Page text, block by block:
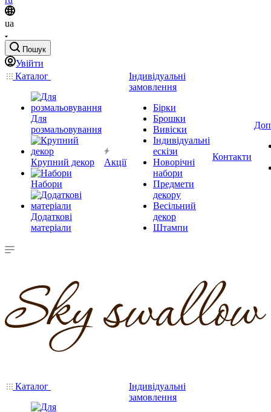
ua
Пошук
Увійти
Каталог
Для
розмальовування
Крупний декор
Набори
Додаткові
матеріали
Акції
Індивідуальні
замовлення
Бірки
Брошки
Вивіски
Індивідуальні
ескізи
Новорічні
набори
Предмети
декору
Весільний
декор
Штампи
Контакти
Каталог
Індивідуальні
замовлення